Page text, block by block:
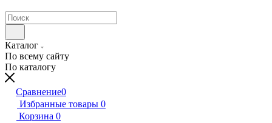
Каталог
По всему сайту
По каталогу
Сравнение0
Избранные товары 0
Корзина 0